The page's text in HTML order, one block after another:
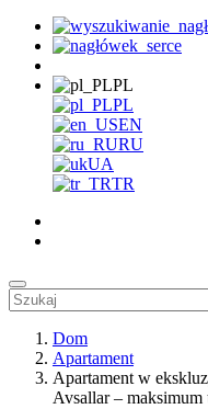
PL
PL
EN
RU
UA
TR
Dom
Apartament
Apartament w
Avsallar –